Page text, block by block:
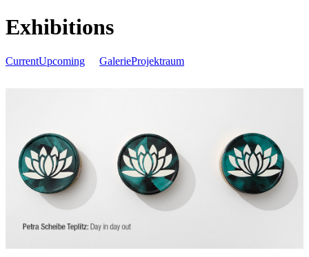
Exhibitions
CurrentUpcoming GalerieProjektraum